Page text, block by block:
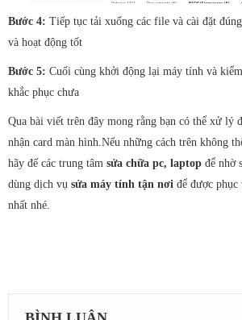
Bước 4: Tiếp tục tải xuống các file và cài đặt
và hoạt động tốt
Bước 5: Cuối cùng khởi động lại máy tính và
khắc phục chưa
Qua bài viết trên đây mong rằng bạn có thể xử lý
nhận card màn hình.Nếu những cách trên không
hãy đế các trung tâm sửa chữa pc, laptop để nhờ
dùng dịch vụ sửa máy tính tận nơi để được phục
nhất nhé.